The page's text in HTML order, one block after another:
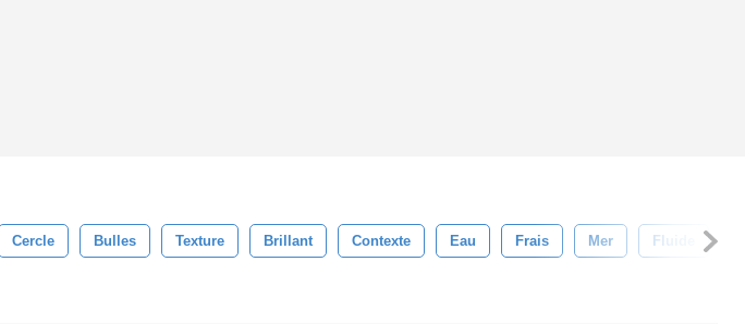
Cercle Bulles Texture Brillant Contexte Eau Frais Mer Fluide